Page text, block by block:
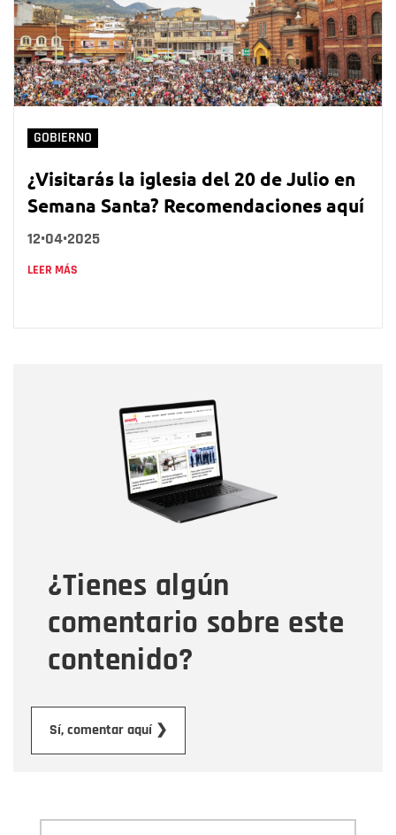
GOBIERNO
¿Visitarás la iglesia del 20 de Julio en
Semana Santa? Recomendaciones aquí
12•04•2025
LEER MÁS
¿Tienes algún
comentario sobre este
contenido?
Sí, comentar aquí ❯
Correo electrónico
Tipo de comentario
Mensaje